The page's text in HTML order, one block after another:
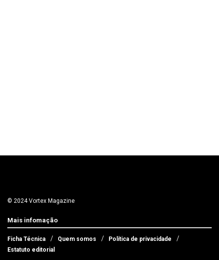
© 2024 Vortex Magazine
Mais infomação
Ficha Técnica Quem somos
Política de privacidade
Estatuto editorial